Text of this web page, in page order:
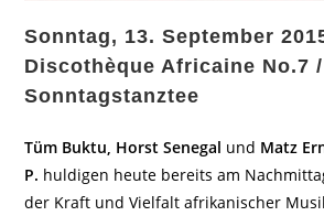
Sonntag, 13. September
Discothèque Africaine No.7 /
Sonntagstanztee
Tüm Buktu, Horst Senegal und Matz
P. huldigen heute bereits am
der Kraft und Vielfalt afrikanischer